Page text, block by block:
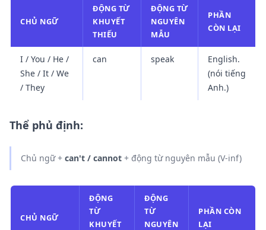
CHỦ NGỮ
ĐỘNG TỪ
KHUYẾT
THIẾU
ĐỘNG TỪ
NGUYÊN
MẪU
PHẦN
CÒN LẠI
I / You / He /
She / It / We
/ They
can speak
English.
(nói tiếng
Anh.)
Thể phủ định:
Chủ ngữ + can't / cannot + động từ nguyên mẫu (V-inf)
CHỦ NGỮ
ĐỘNG
TỪ
KHUYẾT
ĐỘNG
TỪ
NGUYÊN
PHẦN CÒN
LẠI